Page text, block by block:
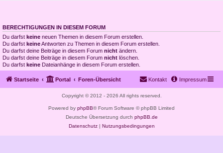
BERECHTIGUNGEN IN DIESEM FORUM
Du darfst keine neuen Themen in diesem Forum erstellen.
Du darfst keineAntworten zu Themen in diesem Forum erstellen.
Du darfst deine Beiträge in diesem Forum nicht ändern.
Du darfst deine Beiträge in diesem Forum nicht löschen.
Du darfst keine Dateianhänge in diesem Forum erstellen.
Startseite Portal Foren-Übersicht Impressum
Kontakt
Copyright © 2012 - 2026 All rights reserved.
Powered by phpBB® Forum Software © phpBB Limited
Deutsche Übersetzung durch phpBB.de
Datenschutz| Nutzungsbedingungen